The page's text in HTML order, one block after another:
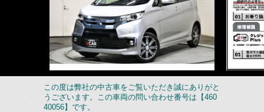
この度は弊社の中古車をご覧いただき誠にありがと
うございます。この車両の問い合わせ番号は【460
40056】です。